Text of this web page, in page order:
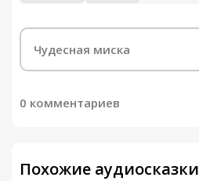
Чудесная миска
0 комментариев
Похожие аудиосказки